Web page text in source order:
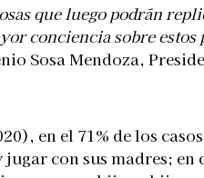
que luego podrán
conciencia sobre estos
Sosa Mendoza,
en el 71% de los
con sus madres; en